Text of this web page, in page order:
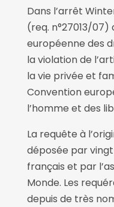
Dans l’arrêt
(req. n°27013/07)
européenne des
la violation de
la vie privée et
Convention
l’homme et des
La requête à
déposée par
français et par
Monde. Les
depuis de très